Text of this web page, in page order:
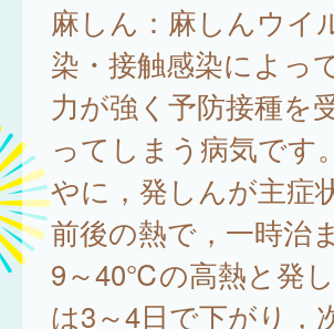
麻しん：麻しんウイ
染・接触感染によっ
力が強く予防接種を
ってしまう病気です
やに，発しんが主症
前後の熱で，一時治
9～40℃の高熱と発
は3～4日で下がり，